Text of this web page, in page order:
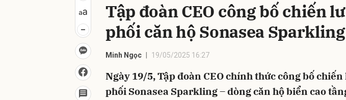
Tập đoàn CEO công bố chiến
phối căn hộ Sonasea Sparkling
Minh Ngọc 19/05/2025 16:27
Ngày 19/5, Tập đoàn CEO chính thức công bố
phối Sonasea Sparkling – dòng căn hộ biển cao